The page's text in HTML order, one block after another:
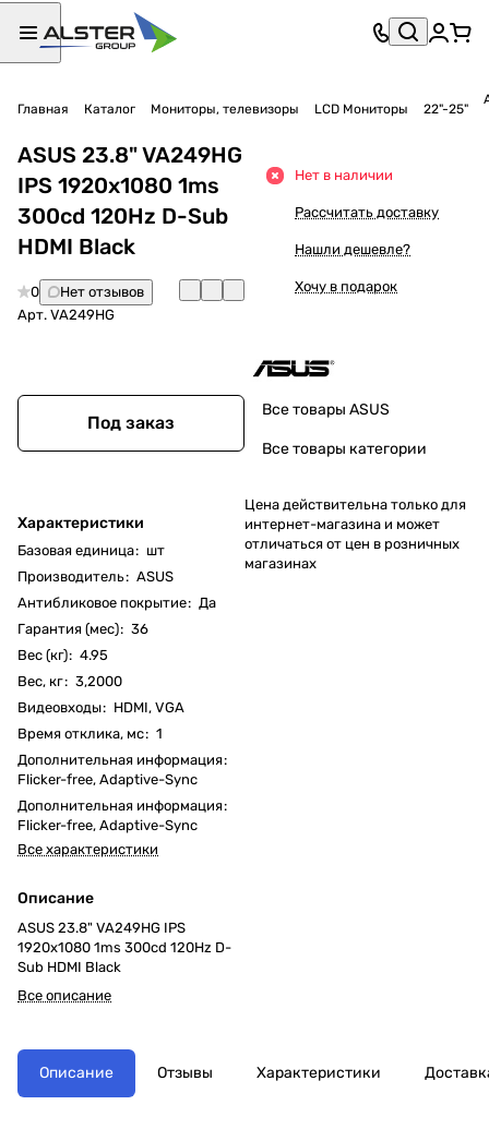
Главная Каталог Мониторы, телевизоры LCD Мониторы 22"-25"
ASUS 23.8" VA249HG
IPS 1920x1080 1ms
300cd 120Hz D-Sub
HDMI Black
0
Нет отзывов
Арт. VA249HG
Под заказ
Характеристики
Базовая единица: шт
Производитель: ASUS
Антибликовое покрытие: Да
Гарантия (мес): 36
Вес (кг): 4.95
Вес, кг: 3,2000
Видеовходы: HDMI, VGA
Время отклика, мс: 1
Дополнительная информация:
Flicker-free, Adaptive-Sync
Дополнительная информация:
Flicker-free, Adaptive-Sync
Все характеристики
Описание
ASUS 23.8" VA249HG IPS
1920x1080 1ms 300cd 120Hz D-
Sub HDMI Black
Все описание
Нет в наличии
Рассчитать доставку
Нашли дешевле?
Хочу в подарок
Все товары ASUS
Все товары категории
Цена действительна только для
интернет-магазина и может
отличаться от цен в розничных
магазинах
Описание Отзывы Характеристики